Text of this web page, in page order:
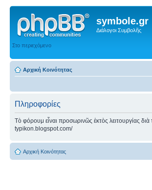
symbole.gr
Διάλογοι Συμβολῆς
Στο περιεχόμενο
Αρχική Κοινότητας
Πληροφορίες
Τὸ φόρουμ εἶναι προσωρινῶς ἐκτὸς λειτουργίας
typikon.blogspot.com/
Αρχική Κοινότητας